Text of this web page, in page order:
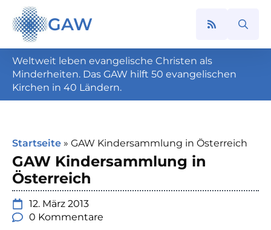
GAW
Search
Weltweit leben evangelische Christen als
Minderheiten. Das GAW hilft 50 evangelischen
Kirchen in 40 Ländern.
Startseite » GAW Kindersammlung in Österreich
GAW Kindersammlung in
Österreich
12. März 2013
0 Kommentare